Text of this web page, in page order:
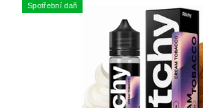
Spotřební daň